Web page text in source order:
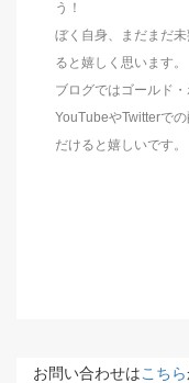
う！
ぼく自身、まだまだ
ると嬉しく思います。
ブログではゴールド
YouTubeやTwitterで
だけると嬉しいです。
お問い合わせはこちら